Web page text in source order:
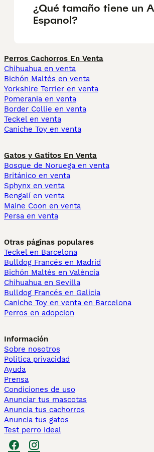
¿Qué tamaño tiene un
Espanol?
Perros Cachorros En Venta
Chihuahua en venta
Bichón Maltés en venta
Yorkshire Terrier en venta
Pomerania en venta
Border Collie en venta
Teckel en venta
Caniche Toy en venta
Gatos y Gatitos En Venta
Bosque de Noruega en venta
Británico en venta
Sphynx en venta
Bengalí en venta
Maine Coon en venta
Persa en venta
Otras páginas populares
Teckel en Barcelona
Bulldog Francés en Madrid
Bichón Maltés en València
Chihuahua en Sevilla
Bulldog Francés en Galicia
Caniche Toy en venta en Barcelona
Perros en adopcion
Información
Sobre nosotros
Politica privacidad
Ayuda
Prensa
Condiciones de uso
Anunciar tus mascotas
Anuncia tus cachorros
Anuncia tus gatos
Test perro ideal